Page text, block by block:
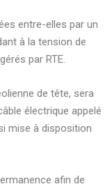
entre-elles par un
à la tension de
par RTE.
de tête, sera
électrique appelé
mise à disposition
afin de